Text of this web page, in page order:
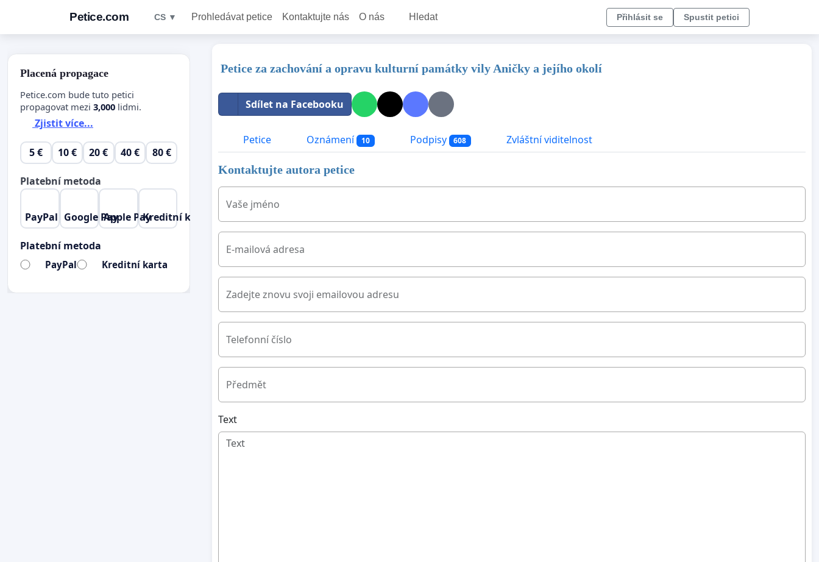
Petice.com CS ▼ Prohledávat petice Kontaktujte nás O nás Hledat Přihlásit se Spustit petici
Petice za zachování a opravu kulturní památky vily Aničky a jejího okolí
Sdílet na Facebooku
Petice Oznámení 10 Podpisy 608 Zvláštní viditelnost
Kontaktujte autora petice
Vaše jméno
E-mailová adresa
Zadejte znovu svoji emailovou adresu
Telefonní číslo
Předmět
Text
Placená propagace
Petice.com bude tuto petici
propagovat mezi 3,000 lidmi.
Zjistit více...
5 € 10 € 20 € 40 € 80 €
Platební metoda
PayPal Google PayApple PayKreditní karta
Platební metoda
PayPal Kreditní karta